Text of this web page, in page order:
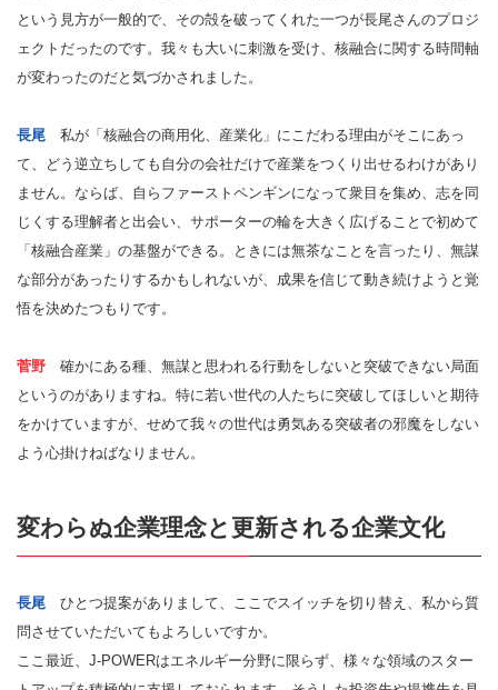
という見方が一般的で、その殻を破ってくれた一つが長尾さんのプロジ
ェクトだったのです。我々も大いに刺激を受け、核融合に関する時間軸
が変わったのだと気づかされました。
長尾 私が「核融合の商用化、産業化」にこだわる理由がそこにあっ
て、どう逆立ちしても自分の会社だけで産業をつくり出せるわけがあり
ません。ならば、自らファーストペンギンになって衆目を集め、志を同
じくする理解者と出会い、サポーターの輪を大きく広げることで初めて
「核融合産業」の基盤ができる。ときには無茶なことを言ったり、無謀
な部分があったりするかもしれないが、成果を信じて動き続けようと覚
悟を決めたつもりです。
菅野 確かにある種、無謀と思われる行動をしないと突破できない局面
というのがありますね。特に若い世代の人たちに突破してほしいと期待
をかけていますが、せめて我々の世代は勇気ある突破者の邪魔をしない
よう心掛けねばなりません。
変わらぬ企業理念と更新される企業文化
長尾 ひとつ提案がありまして、ここでスイッチを切り替え、私から質
問させていただいてもよろしいですか。
ここ最近、J-POWERはエネルギー分野に限らず、様々な領域のスター